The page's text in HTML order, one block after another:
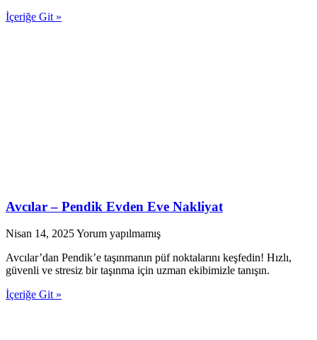
İçeriğe Git »
Avcılar – Pendik Evden Eve Nakliyat
Nisan 14, 2025Yorum yapılmamış
Avcılar’dan Pendik’e taşınmanın püf noktalarını keşfedin! Hızlı,
güvenli ve stresiz bir taşınma için uzman ekibimizle tanışın.
İçeriğe Git »